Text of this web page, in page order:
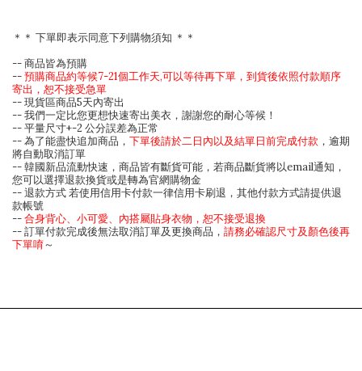
＊＊ 下單即表示同意下列購物須知 ＊＊
-- 商品皆為預購
--預購商品約等候7-21個工作天,可以等待再下單，到貨後依照付款順序
寄出，恕不接受急單
-- 現貨區商品5天內寄出
-- 我們一定比您更想快速寄出美衣，謝謝您的耐心等候！
-- 平量尺寸+-2 公分誤差為正常
-- 為了能盡快追加商品， 下單後請於二日內以及結單日前完成付款 ，逾期
將自動取消訂單
-- 韓國新品流動快速，商品皆有斷貨可能，若商品斷貨將以email通知，
您可以選擇退款換貨或是轉為官網購物金
-- 退款方式 若使用信用卡付款一律信用卡刷退，其他付款方式請提供退
款帳號
--合身背心、小可愛、內搭屬貼身衣物，恕不接受退換
-- 訂單付款完成後無法取消訂單及更換商品， 請務必確認尺寸及顏色後再
下單唷～